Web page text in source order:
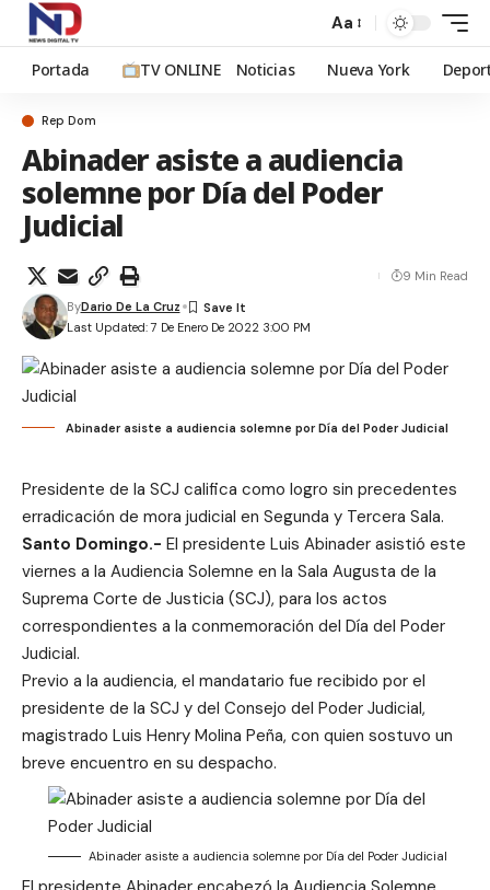
Aa
Portada TV ONLINE Noticias Nueva York
Rep Dom
Abinader asiste a audiencia
solemne por Día del Poder
Judicial
Last Updated: 7 De Enero De 2022 3:00 PM
ByDario De La Cruz
9 Min Read
Abinader asiste a audiencia solemne por Día del Poder Judicial
Presidente de la SCJ califica como logro sin precedentes
erradicación de mora judicial en Segunda y Tercera Sala.
Santo Domingo.- El presidente Luis Abinader asistió este
viernes a la Audiencia Solemne en la Sala Augusta de la
Suprema Corte de Justicia (SCJ), para los actos
correspondientes a la conmemoración del Día del Poder
Judicial.
Previo a la audiencia, el mandatario fue recibido por el
presidente de la SCJ y del Consejo del Poder Judicial,
magistrado Luis Henry Molina Peña, con quien sostuvo un
breve encuentro en su despacho.
Abinader asiste a audiencia solemne por Día del Poder Judicial